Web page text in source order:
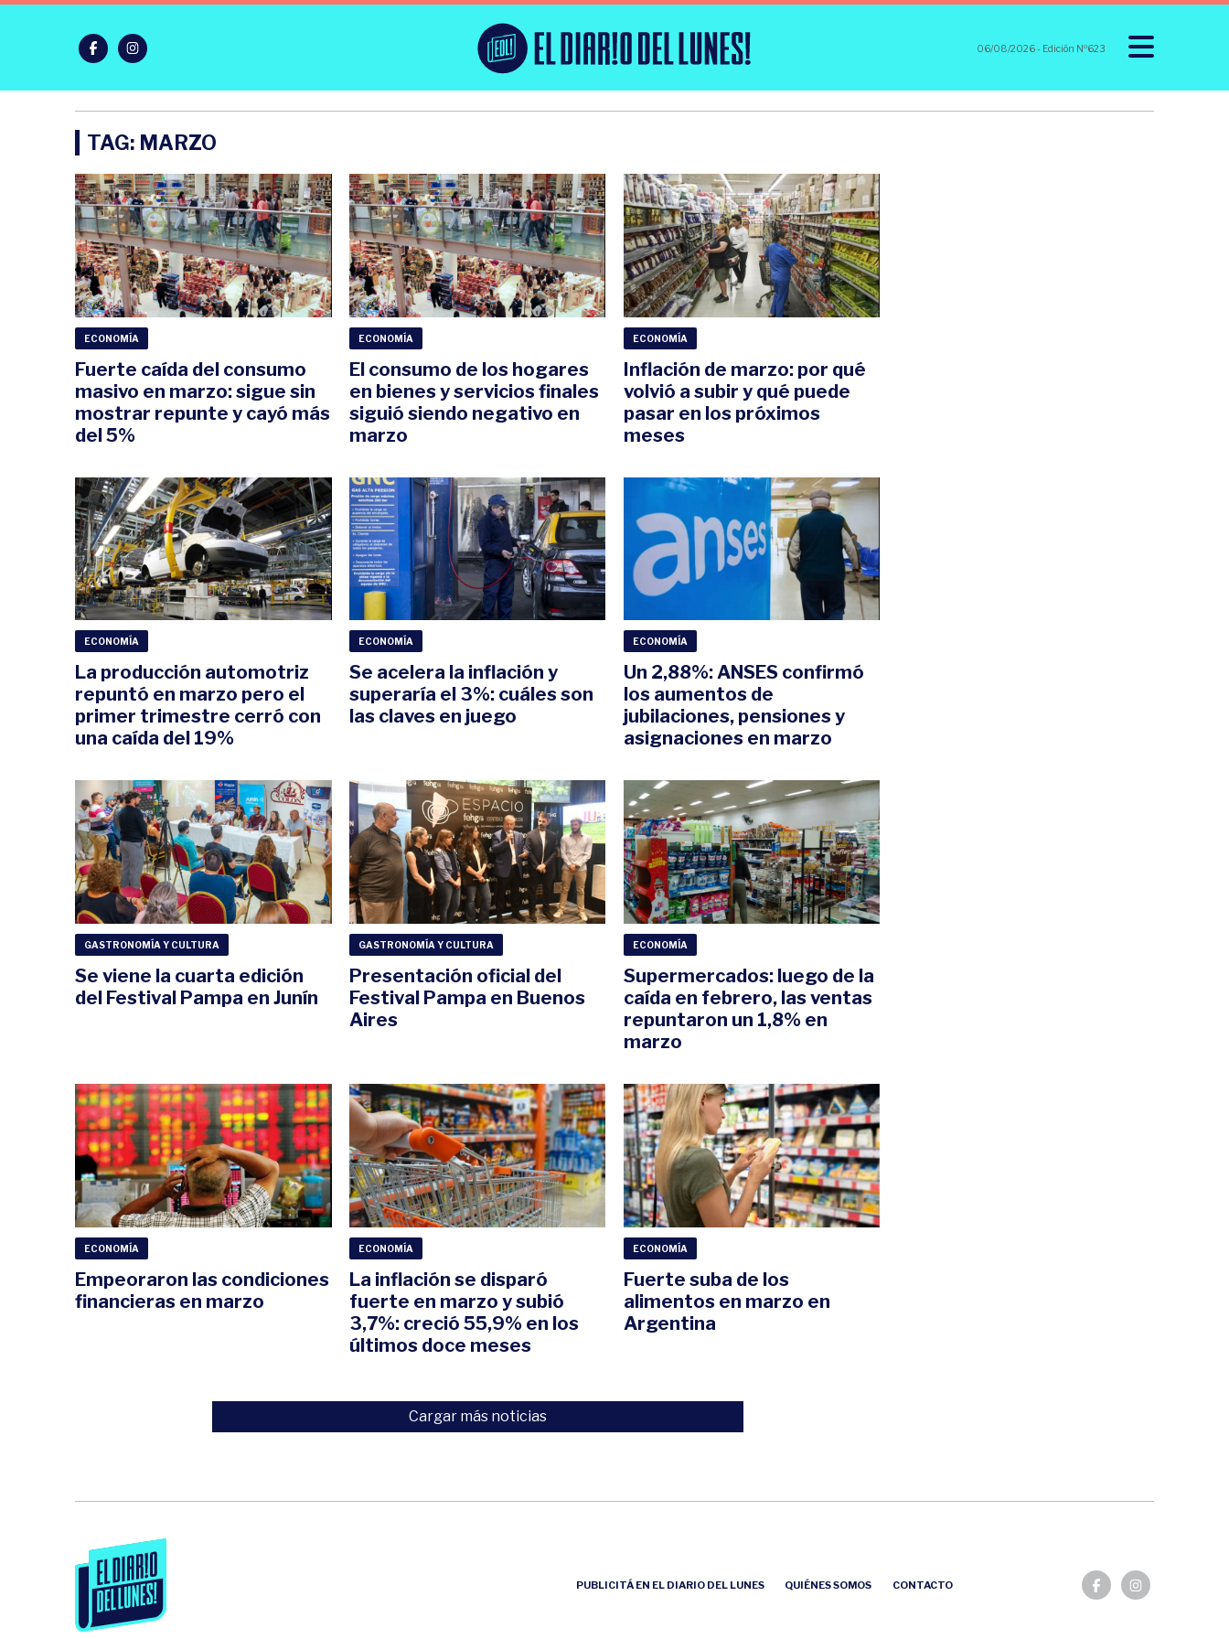
06/08/2026- Edición Nº623
TAG: MARZO
ECONOMÍA
Fuerte caída del consumo
masivo en marzo: sigue sin
mostrar repunte y cayó más
del 5%
ECONOMÍA
El consumo de los hogares
en bienes y servicios finales
siguió siendo negativo en
marzo
ECONOMÍA
Inflación de marzo: por qué
volvió a subir y qué puede
pasar en los próximos
meses
ECONOMÍA
La producción automotriz
repuntó en marzo pero el
primer trimestre cerró con
una caída del 19%
ECONOMÍA
Se acelera la inflación y
superaría el 3%: cuáles son
las claves en juego
ECONOMÍA
Un 2,88%: ANSES confirmó
los aumentos de
jubilaciones, pensiones y
asignaciones en marzo
GASTRONOMÍA Y CULTURA
Se viene la cuarta edición
del Festival Pampa en Junín
GASTRONOMÍA Y CULTURA
Presentación oficial del
Festival Pampa en Buenos
Aires
ECONOMÍA
Supermercados: luego de la
caída en febrero, las ventas
repuntaron un 1,8% en
marzo
ECONOMÍA
Empeoraron las condiciones
financieras en marzo
ECONOMÍA
La inflación se disparó
fuerte en marzo y subió
3,7%: creció 55,9% en los
últimos doce meses
ECONOMÍA
Fuerte suba de los
alimentos en marzo en
Argentina
Cargar más noticias
PUBLICITÁ EN EL DIARIO DEL LUNES QUIÉNES SOMOS CONTACTO